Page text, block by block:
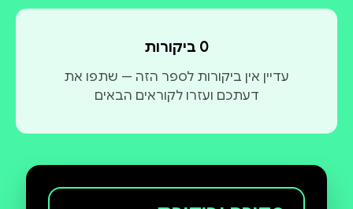
0 ביקורות
עדיין אין ביקורות לספר הזה — שתפו את
דעתכם ועזרו לקוראים הבאים